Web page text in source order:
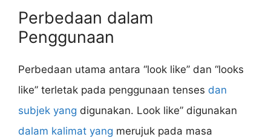
Perbedaan dalam
Penggunaan
Perbedaan utama antara “look like” dan “looks
like” terletak pada penggunaan tenses dan
subjek yang digunakan. Look like” digunakan
dalam kalimat yang merujuk pada masa